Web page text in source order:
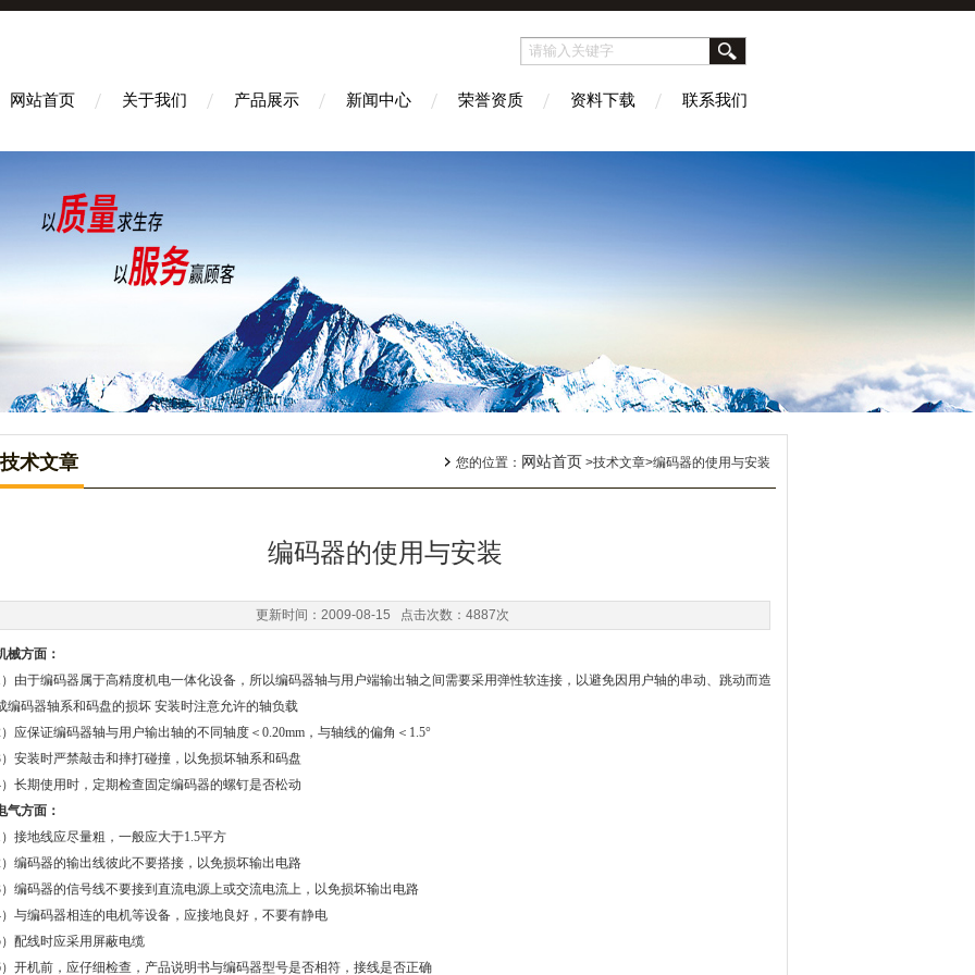
网站首页 关于我们 产品展示 新闻中心 荣誉资质 资料下载 联系我们
技术文章 您的位置： 网站首页 >技术文章>编码器的使用与安装
编码器的使用与安装
更新时间：2009-08-15 点击次数：4887次
械方面：
由于编码器属于高精度机电一体化设备，所以编码器轴与用户端输出轴之间需要采用弹性软连接，以避免因用户轴的串动、跳动而造
编码器轴系和码盘的损坏 安装时注意允许的轴负载
应保证编码器轴与用户输出轴的不同轴度＜0.20mm，与轴线的偏角＜1.5°
安装时严禁敲击和摔打碰撞，以免损坏轴系和码盘
长期使用时，定期检查固定编码器的螺钉是否松动
气方面：
接地线应尽量粗，一般应大于1.5平方
编码器的输出线彼此不要搭接，以免损坏输出电路
编码器的信号线不要接到直流电源上或交流电流上，以免损坏输出电路
与编码器相连的电机等设备，应接地良好，不要有静电
配线时应采用屏蔽电缆
开机前，应仔细检查，产品说明书与编码器型号是否相符，接线是否正确